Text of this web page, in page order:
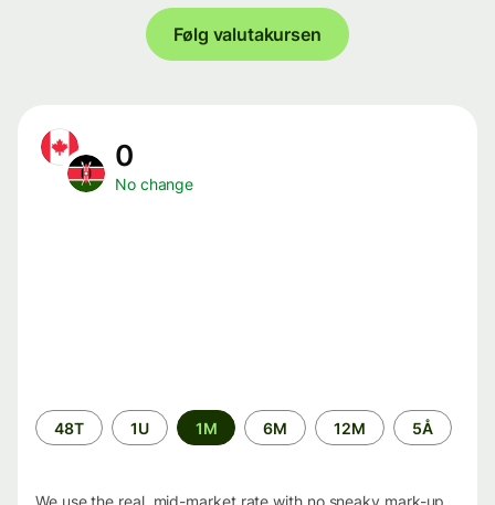
Følg valutakursen
0
No change
Time
period
48T 1U 1M 6M 12M 5Å